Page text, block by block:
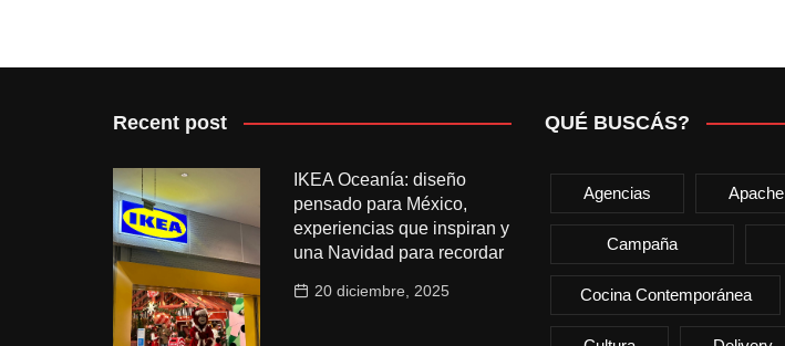
Recent post
IKEA Oceanía: diseño
pensado para México,
experiencias que inspiran y
una Navidad para recordar
20 diciembre, 2025
QUÉ BUSCÁS?
Agencias Apache
Campaña
Cocina Contemporánea